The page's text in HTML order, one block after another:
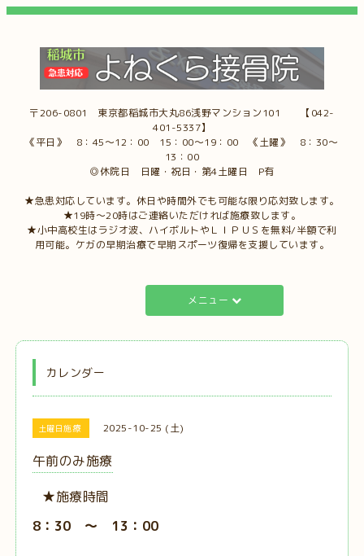
〒206-0801 東京都稲城市大丸86浅野マンション101 【042-
401-5337】
《平日》 8：45～12：00 15：00～19：00 《土曜》 8：30～
13：00
◎休院日 日曜・祝日・第4土曜日 P有
★急患対応しています。休日や時間外でも可能な限り応対致します。
★19時～20時はご連絡いただければ施療致します。
★小中高校生はラジオ波、ハイボルトやＬＩＰＵＳを無料/半額で利
用可能。ケガの早期治療で早期スポーツ復帰を支援しています。
メニュー
カレンダー
土曜日施療 2025-10-25 (土)
午前のみ施療
★施療時間
8：30 ～ 13：00